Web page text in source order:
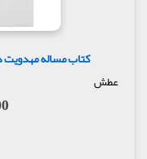
کتاب مساله
عطش